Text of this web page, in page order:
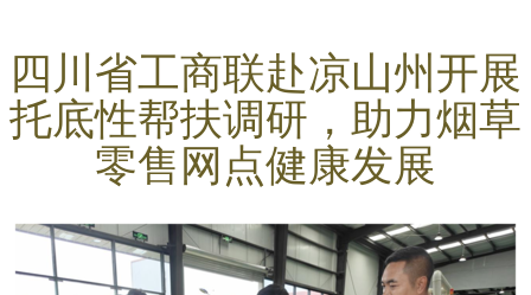
四川省工商联赴凉山州开展
托底性帮扶调研，助力烟草
零售网点健康发展